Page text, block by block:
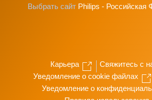
Выбрать сайт Philips - Российская
Карьера
Свяжитесь с
Уведомление о cookie файлах
Уведомление о